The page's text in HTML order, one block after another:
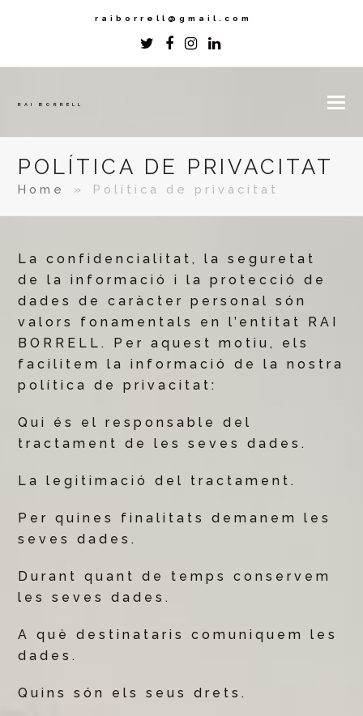
raiborrell@gmail.com
Twitter
Facebook
Instagram
RAI BORRELL
POLÍTICA DE PRIVACITAT
Home » Política de privacitat
La confidencialitat, la seguretat
de la informació i la protecció de
dades de caràcter personal són
valors fonamentals en l’entitat RAI
BORRELL. Per aquest motiu, els
facilitem la informació de la nostra
política de privacitat:
Qui és el responsable del
tractament de les seves dades.
La legitimació del tractament.
Per quines finalitats demanem les
seves dades.
Durant quant de temps conservem
les seves dades.
A què destinataris comuniquem les
dades.
Quins són els seus drets.